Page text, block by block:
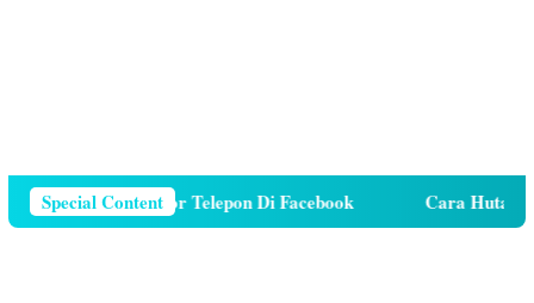
Special Content
Menghapus Nomor Telepon Di Facebook Cara Hutang